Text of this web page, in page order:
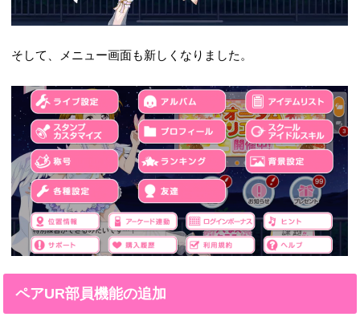
そして、メニュー画面も新しくなりました。
ペアUR部員機能の追加